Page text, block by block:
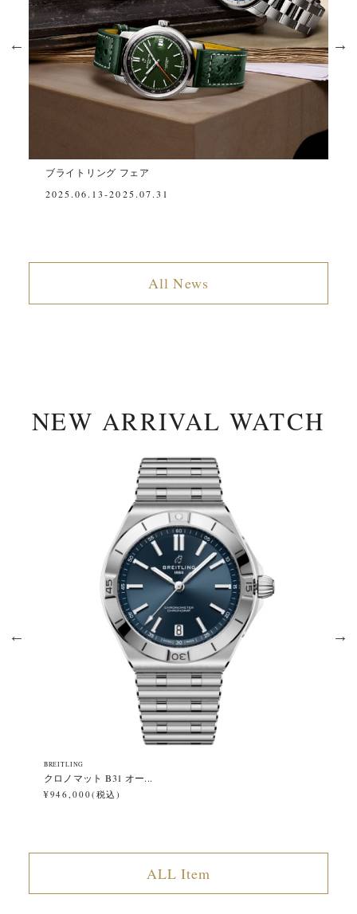
All News
NEW ARRIVAL WATCH
BREITLING
クロノマット B31 オー...
¥946,000(税込)
ALL Item